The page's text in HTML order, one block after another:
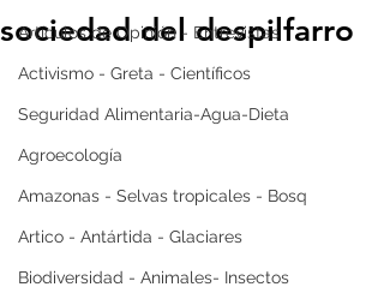
Artículos de Opinión - Entrevistas
Activismo - Greta - Científicos
Seguridad Alimentaria-Agua-Dieta
Agroecología
Amazonas - Selvas tropicales - Bosq
Artico - Antártida - Glaciares
Biodiversidad - Animales- Insectos
sociedad del despilfarro